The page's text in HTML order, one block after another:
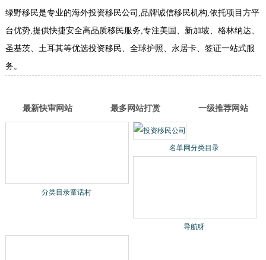
绿野移民是专业的海外投资移民公司,品牌诚信移民机构,依托项目方平
台优势,提供快捷安全高品质移民服务,专注美国、新加坡、格林纳达、
圣基茨、土耳其等优选投资移民、全球护照、永居卡、签证一站式服
务。
最新快审网站 最多网站打赏 一级推荐网站
分类目录童话村